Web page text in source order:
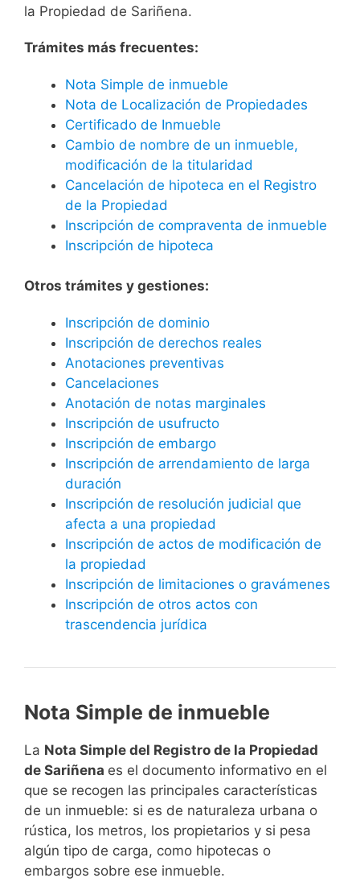
la Propiedad de Sariñena.
Trámites más frecuentes:
Nota Simple de inmueble
Nota de Localización de Propiedades
Certificado de Inmueble
Cambio de nombre de un inmueble,
modificación de la titularidad
Cancelación de hipoteca en el Registro
de la Propiedad
Inscripción de compraventa de inmueble
Inscripción de hipoteca
Otros trámites y gestiones:
Inscripción de dominio
Inscripción de derechos reales
Anotaciones preventivas
Cancelaciones
Anotación de notas marginales
Inscripción de usufructo
Inscripción de embargo
Inscripción de arrendamiento de larga
duración
Inscripción de resolución judicial que
afecta a una propiedad
Inscripción de actos de modificación de
la propiedad
Inscripción de limitaciones o gravámenes
Inscripción de otros actos con
trascendencia jurídica
Nota Simple de inmueble
La Nota Simple del Registro de la Propiedad
de Sariñena es el documento informativo en el
que se recogen las principales características
de un inmueble: si es de naturaleza urbana o
rústica, los metros, los propietarios y si pesa
algún tipo de carga, como hipotecas o
embargos sobre ese inmueble.